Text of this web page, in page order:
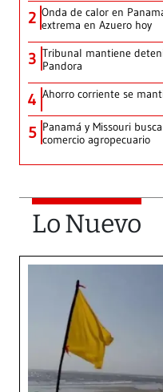
2 Onda de calor en
extrema en Azuero hoy
3 Tribunal mantiene
Pandora
4 Ahorro corriente se
5 Panamá y Missouri
comercio agropecuario
Lo Nuevo